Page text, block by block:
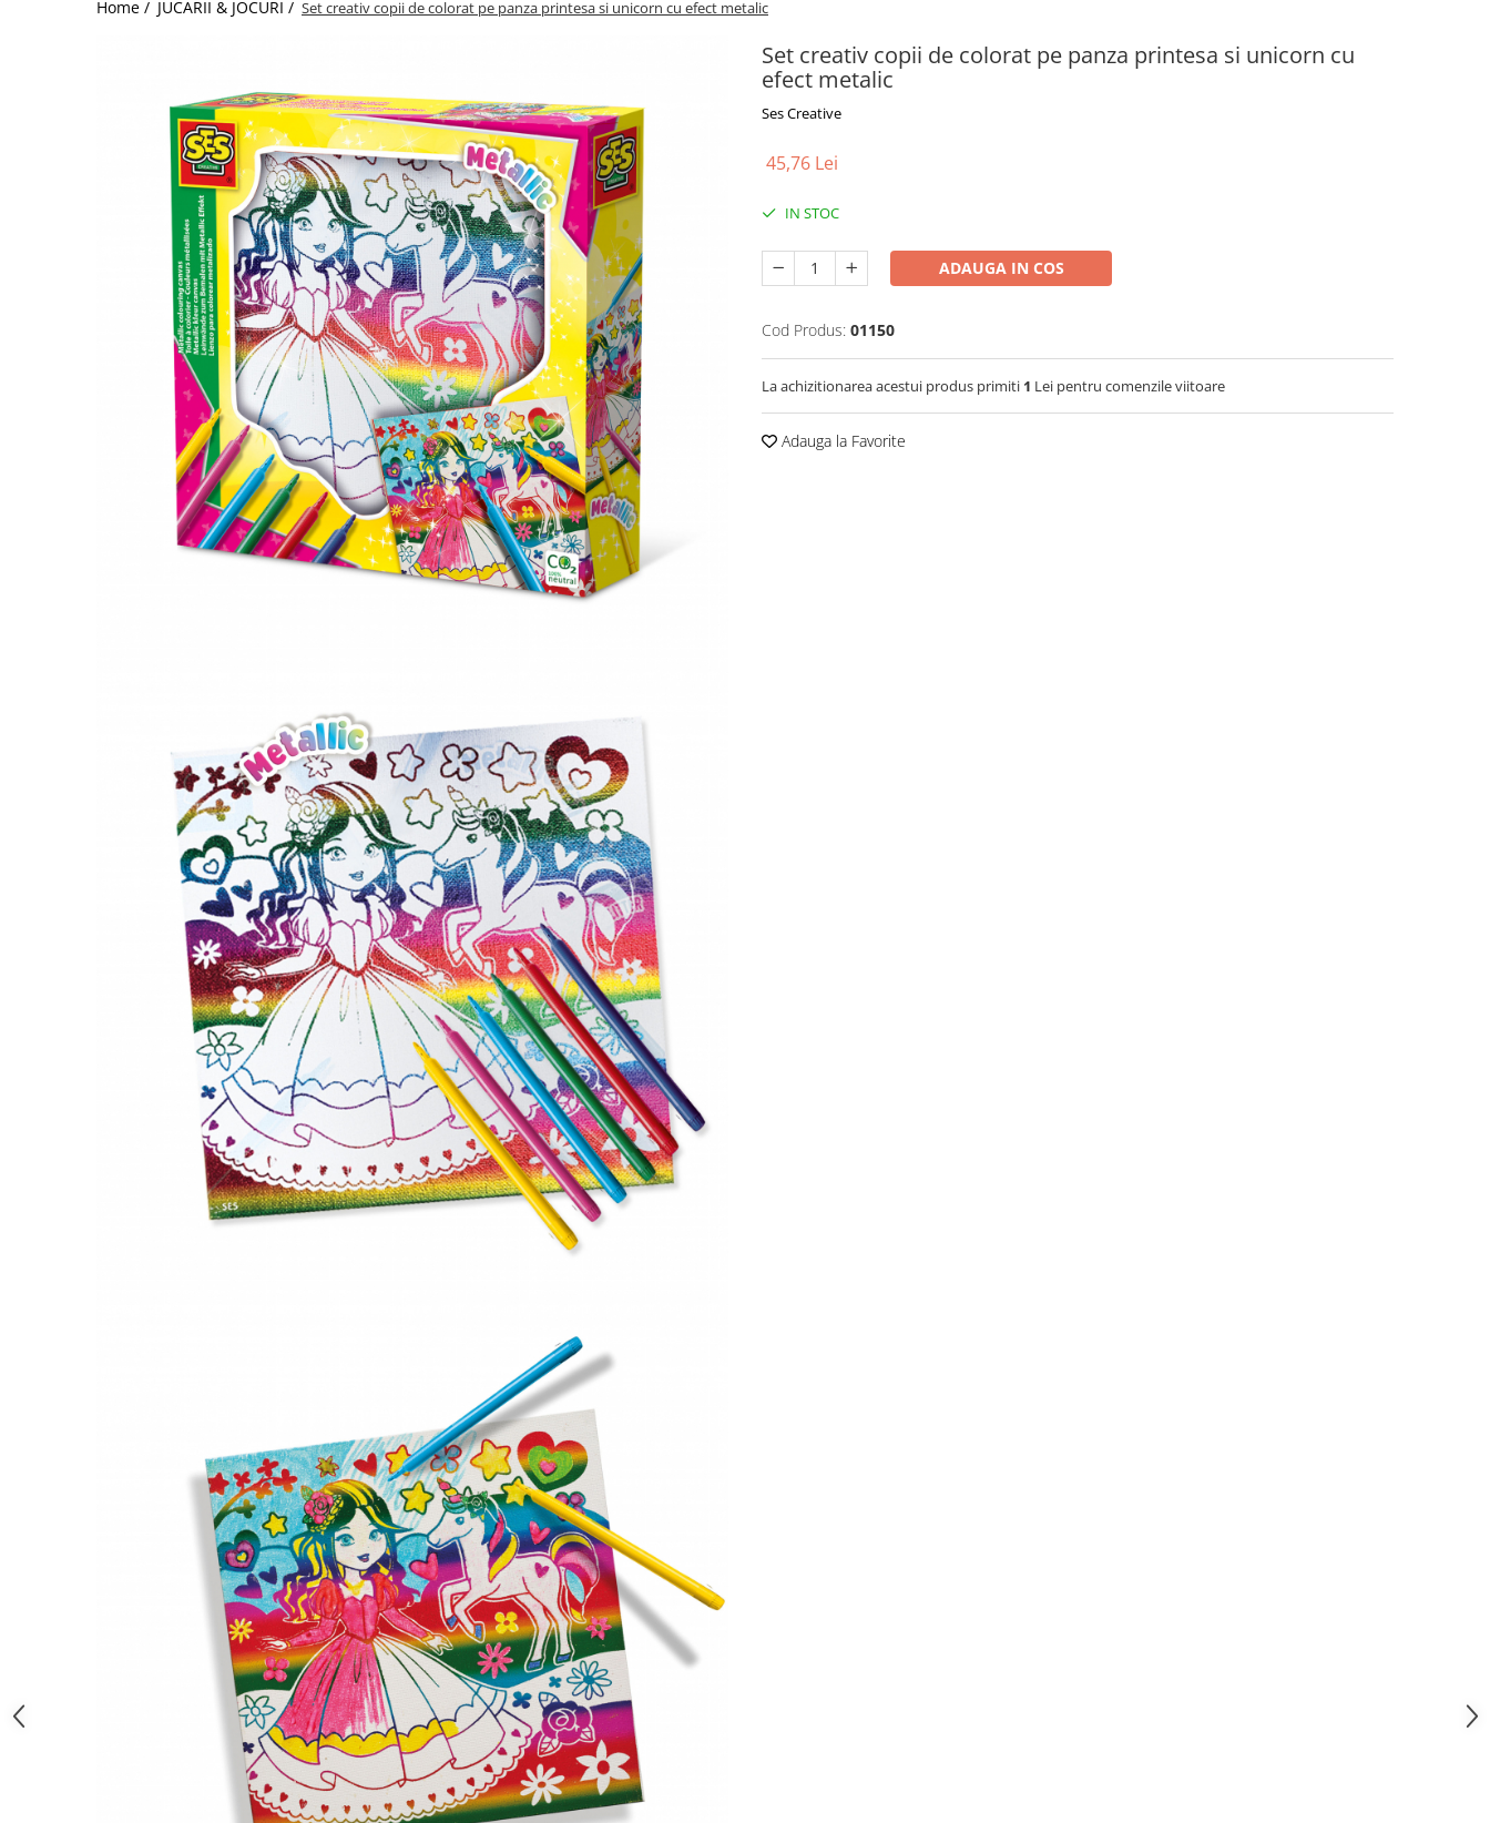
Jucarii de Sortare
Home / JUCARII & JOCURI / Set creativ copii de colorat pe panza printesa si unicorn cu efect metalic
Set creativ copii de colorat pe panza printesa si unicorn cu
efect metalic
Ses Creative
45,76 Lei
IN STOC
ADAUGA IN COS
Cod Produs: 01150
La achizitionarea acestui produs primiti 1 Lei pentru comenzile viitoare
Adauga la Favorite